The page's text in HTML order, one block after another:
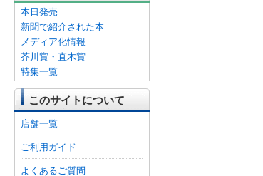
本日発売
新聞で紹介された本
メディア化情報
芥川賞・直木賞
特集一覧
このサイトについて
店舗一覧
ご利用ガイド
よくあるご質問